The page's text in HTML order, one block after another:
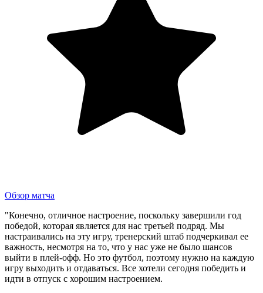
Обзор матча
"Конечно, отличное настроение, поскольку завершили год
победой, которая является для нас третьей подряд. Мы
настраивались на эту игру, тренерский штаб подчеркивал ее
важность, несмотря на то, что у нас уже не было шансов
выйти в плей-офф. Но это футбол, поэтому нужно на каждую
игру выходить и отдаваться. Все хотели сегодня победить и
идти в отпуск с хорошим настроением.